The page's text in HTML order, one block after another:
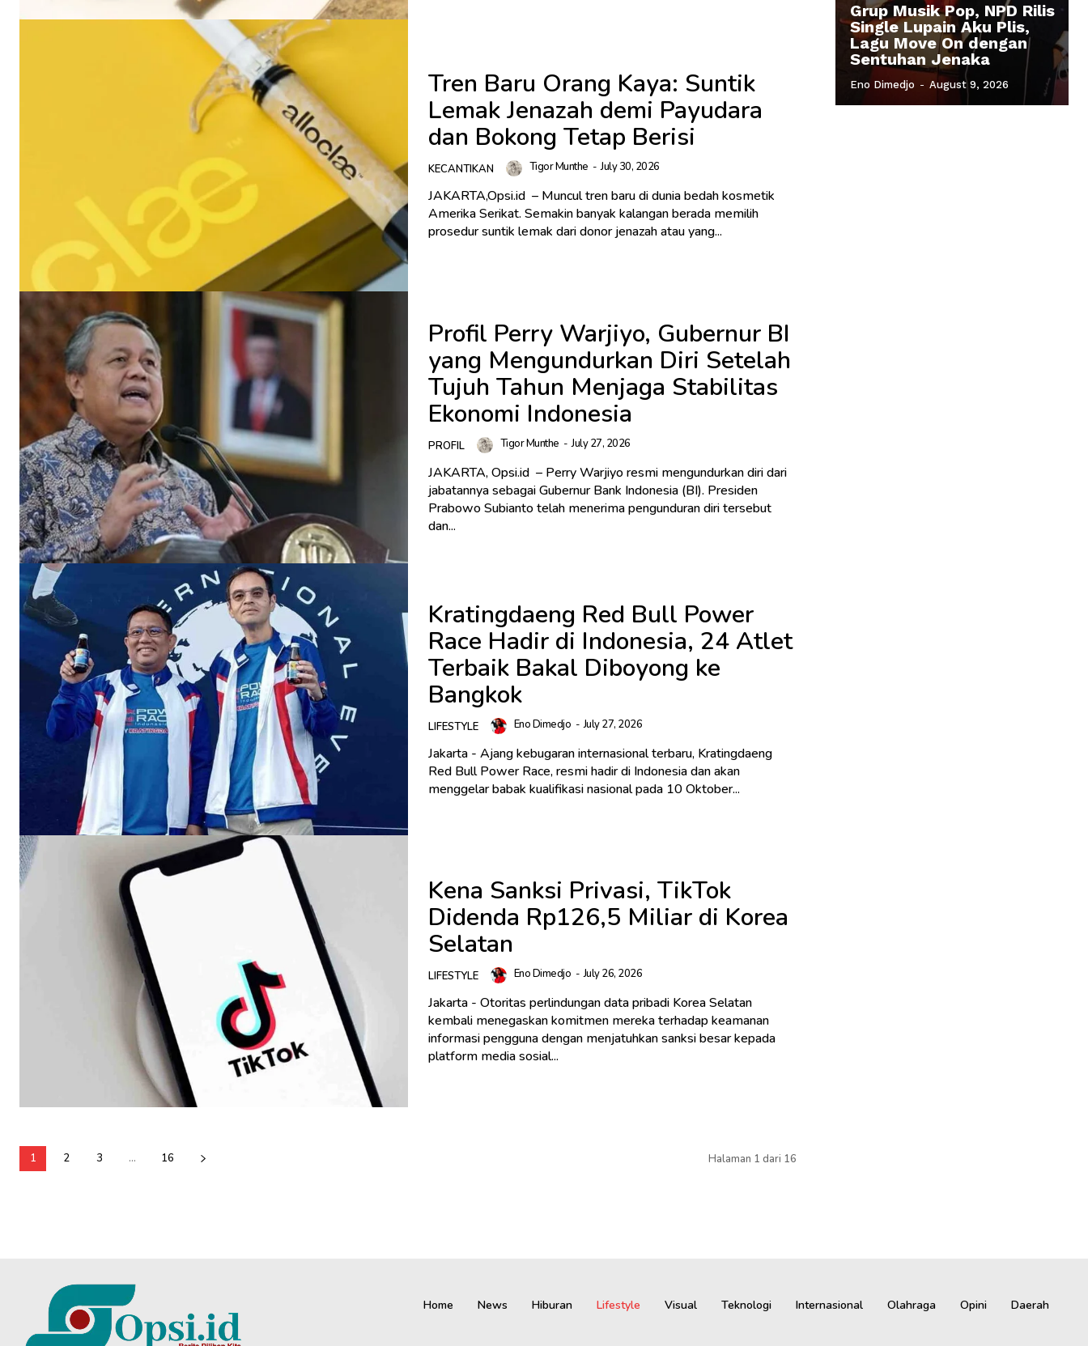
Tren Baru Orang Kaya: Suntik
Lemak Jenazah demi Payudara
dan Bokong Tetap Berisi
KECANTIKAN Tigor Munthe - July 30, 2026
JAKARTA,Opsi.id – Muncul tren baru di dunia bedah kosmetik
Amerika Serikat. Semakin banyak kalangan berada memilih
prosedur suntik lemak dari donor jenazah atau yang...
Profil Perry Warjiyo, Gubernur BI
yang Mengundurkan Diri Setelah
Tujuh Tahun Menjaga Stabilitas
Ekonomi Indonesia
PROFIL Tigor Munthe - July 27, 2026
JAKARTA, Opsi.id – Perry Warjiyo resmi mengundurkan diri dari
jabatannya sebagai Gubernur Bank Indonesia (BI). Presiden
Prabowo Subianto telah menerima pengunduran diri tersebut
dan...
Kratingdaeng Red Bull Power
Race Hadir di Indonesia, 24 Atlet
Terbaik Bakal Diboyong ke
Bangkok
LIFESTYLE Eno Dimedjo - July 27, 2026
Jakarta - Ajang kebugaran internasional terbaru, Kratingdaeng
Red Bull Power Race, resmi hadir di Indonesia dan akan
menggelar babak kualifikasi nasional pada 10 Oktober...
Kena Sanksi Privasi, TikTok
Didenda Rp126,5 Miliar di Korea
Selatan
LIFESTYLE Eno Dimedjo - July 26, 2026
Jakarta - Otoritas perlindungan data pribadi Korea Selatan
kembali menegaskan komitmen mereka terhadap keamanan
informasi pengguna dengan menjatuhkan sanksi besar kepada
platform media sosial...
1 2 3 ... 16 Halaman 1 dari 16
Grup Musik Pop, NPD Rilis
Single Lupain Aku Plis,
Lagu Move On dengan
Sentuhan Jenaka
Eno Dimedjo - August 9, 2026
Home News Hiburan Lifestyle Visual Teknologi Internasional Olahraga Opini Daerah